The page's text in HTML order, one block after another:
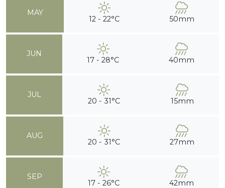
MAY
12 - 22°C 50mm
JUN
17 - 28°C 40mm
JUL
20 - 31°C 15mm
AUG
20 - 31°C 27mm
SEP
17 - 26°C 42mm